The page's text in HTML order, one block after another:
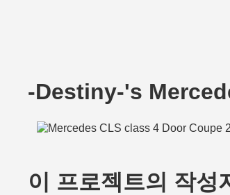
-Destiny-'s
이 프로젝트의 작성